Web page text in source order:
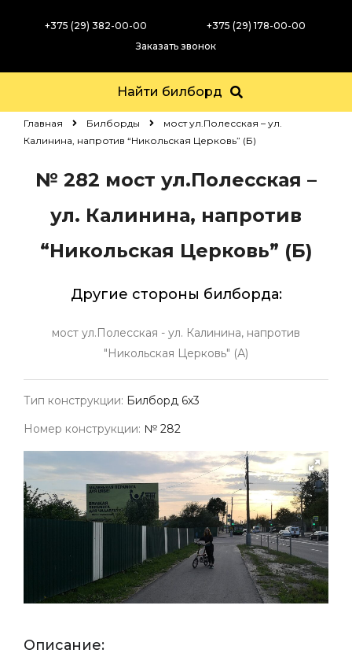
+375 (29) 382-00-00
+375 (29) 178-00-00
Заказать звонок
Найти билборд
Главная Билборды
мост ул.Полесская – ул.
Калинина, напротив “Никольская Церковь” (Б)
№ 282 мост ул.Полесская –
ул. Калинина, напротив
“Никольская Церковь” (Б)
Другие стороны билборда:
мост ул.Полесская - ул. Калинина, напротив
"Никольская Церковь" (А)
Тип конструкции: Билборд 6х3
Номер конструкции: № 282
Описание: